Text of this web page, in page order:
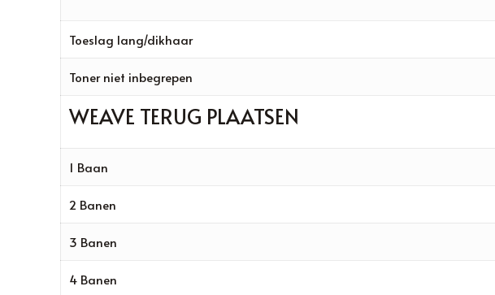
Toeslag lang/dikhaar
Toner niet inbegrepen
WEAVE TERUG PLAATSEN
1 Baan
2 Banen
3 Banen
4 Banen